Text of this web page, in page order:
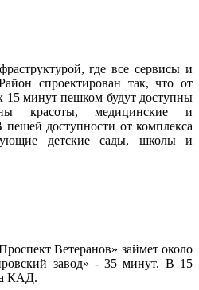
где все сервисы и
спроектирован так, что от
15 минут пешком будут доступны
красоты, медицинские и
пешей доступности от комплекса
детские сады, школы и
Ветеранов» займет около
завод» - 35 минут. В 15
КАД.